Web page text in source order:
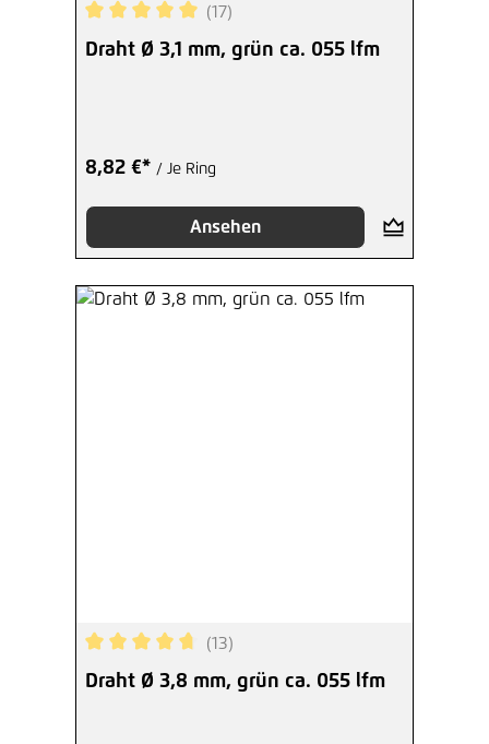
Durchschnittliche Bewertung von 5 von 5
(17)
Draht Ø 3,1 mm, grün ca. 055 lfm
8,82 €* / Je Ring
Ansehen
Durchschnittliche Bewertung von 4.77 von 5
(13)
Draht Ø 3,8 mm, grün ca. 055 lfm